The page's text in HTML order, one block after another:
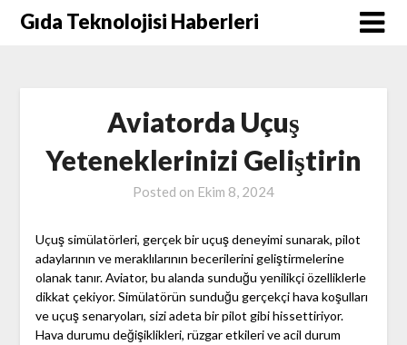
SkipGıda Teknolojisi Haberleri
Aviatorda Uçuş
Yeteneklerinizi Geliştirin
Posted on Ekim 8, 2024
Uçuş simülatörleri, gerçek bir uçuş deneyimi sunarak, pilot
adaylarının ve meraklılarının becerilerini geliştirmelerine
olanak tanır. Aviator, bu alanda sunduğu yenilikçi özelliklerle
dikkat çekiyor. Simülatörün sunduğu gerçekçi hava koşulları
ve uçuş senaryoları, sizi adeta bir pilot gibi hissettiriyor.
Hava durumu değişiklikleri, rüzgar etkileri ve acil durum